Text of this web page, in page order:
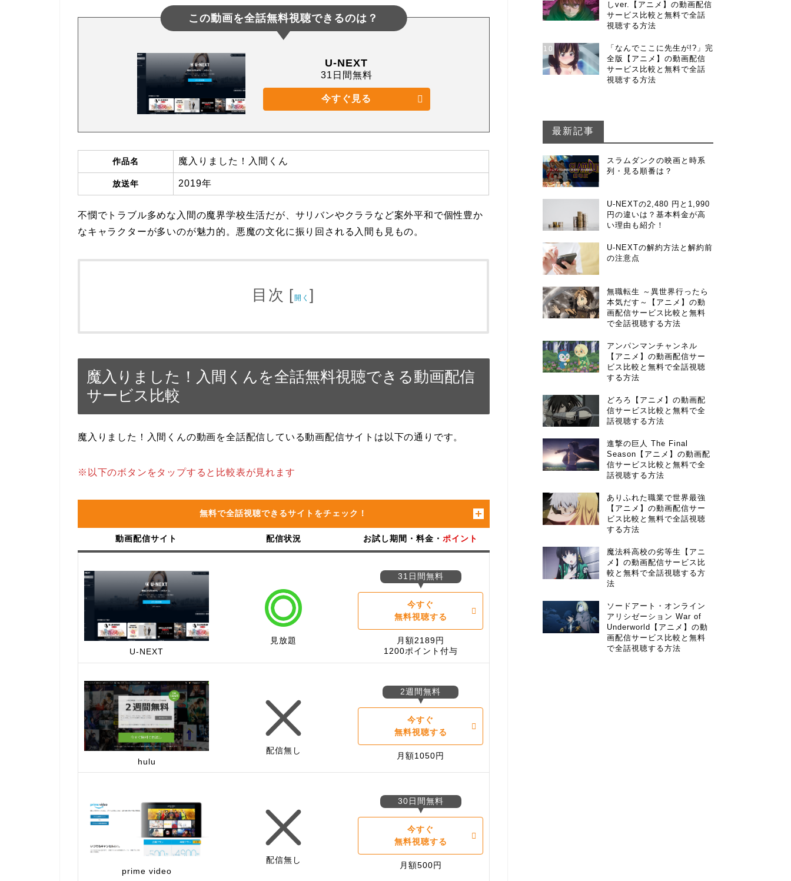
この動画を全話無料視聴できるのは？
U-NEXT
31日間無料
今すぐ見る
作品名 魔入りました！入間くん
放送年 2019年
不憫でトラブル多めな入間の魔界学校生活だが、サリバンやクララなど案外平和で個性豊か
なキャラクターが多いのが魅力的。悪魔の文化に振り回される入間も見もの。
目次 [ 開く ]
魔入りました！入間くんを全話無料視聴できる動画配信
サービス比較
魔入りました！入間くんの動画を全話配信している動画配信サイトは以下の通りです。
※以下のボタンをタップすると比較表が見れます
無料で全話視聴できるサイトをチェック！
動画配信サイト 配信状況 お試し期間・料金・ ポイント
U-NEXT
見放題
31日間無料
今すぐ
無料視聴する
月額2189円
1200ポイント付与
hulu
配信無し
2週間無料
今すぐ
無料視聴する
月額1050円
prime video
配信無し
30日間無料
今すぐ
無料視聴する
月額500円
しver.【アニメ】の動画配信
サービス比較と無料で全話
視聴する方法
10
「なんでここに先生が!?」完
全版【アニメ】の動画配信
サービス比較と無料で全話
視聴する方法
最新記事
スラムダンクの映画と時系
列・見る順番は？
U-NEXTの2,480 円と1,990
円の違いは？基本料金が高
い理由も紹介！
U-NEXTの解約方法と解約前
の注意点
無職転生 ～異世界行ったら
本気だす～【アニメ】の動
画配信サービス比較と無料
で全話視聴する方法
アンパンマンチャンネル
【アニメ】の動画配信サー
ビス比較と無料で全話視聴
する方法
どろろ【アニメ】の動画配
信サービス比較と無料で全
話視聴する方法
進撃の巨人 The Final
Season【アニメ】の動画配
信サービス比較と無料で全
話視聴する方法
ありふれた職業で世界最強
【アニメ】の動画配信サー
ビス比較と無料で全話視聴
する方法
魔法科高校の劣等生【アニ
メ】の動画配信サービス比
較と無料で全話視聴する方
法
ソードアート・オンライン
アリシゼーション War of
Underworld【アニメ】の動
画配信サービス比較と無料
で全話視聴する方法